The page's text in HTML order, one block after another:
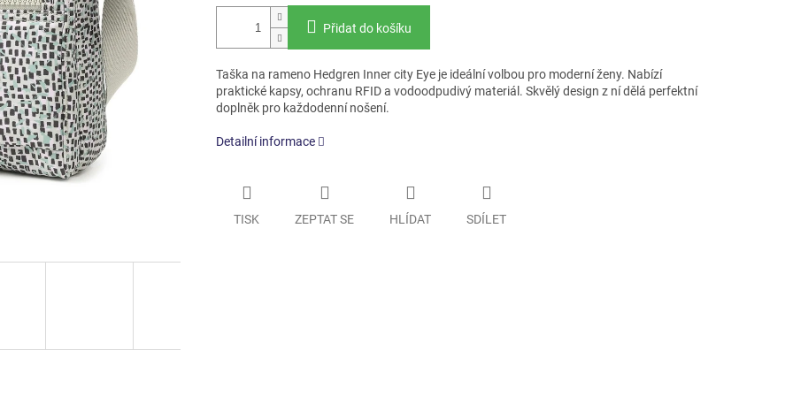
Přidat do košíku
Taška na rameno Hedgren Inner city Eye je ideální volbou pro moderní ženy. Nabízí
praktické kapsy, ochranu RFID a vodoodpudivý materiál. Skvělý design z ní dělá perfektní
doplněk pro každodenní nošení.
Detailní informace
TISK ZEPTAT SE HLÍDAT SDÍLET